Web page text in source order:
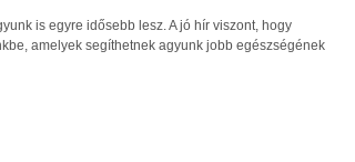
is egyre idősebb lesz. A jó hír viszont, hogy
amelyek segíthetnek agyunk jobb egészségének